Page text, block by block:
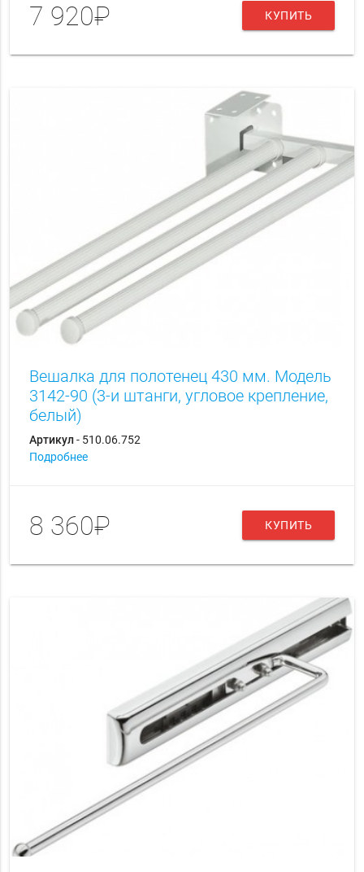
7 920₽ КУПИТЬ
Вешалка для полотенец 430 мм. Модель
3142-90 (3-и штанги, угловое крепление,
белый)
Артикул- 510.06.752
Подробнее
8 360₽ КУПИТЬ